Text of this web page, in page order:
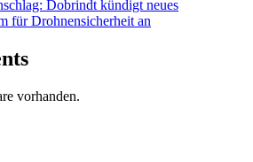
Dobrindt kündigt neues
für Drohnensicherheit an
vorhanden.